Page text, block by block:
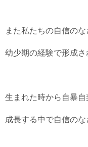
また私たちの自信のな
幼少期の経験で形成さ
生まれた時から自暴自
成長する中で自信のな